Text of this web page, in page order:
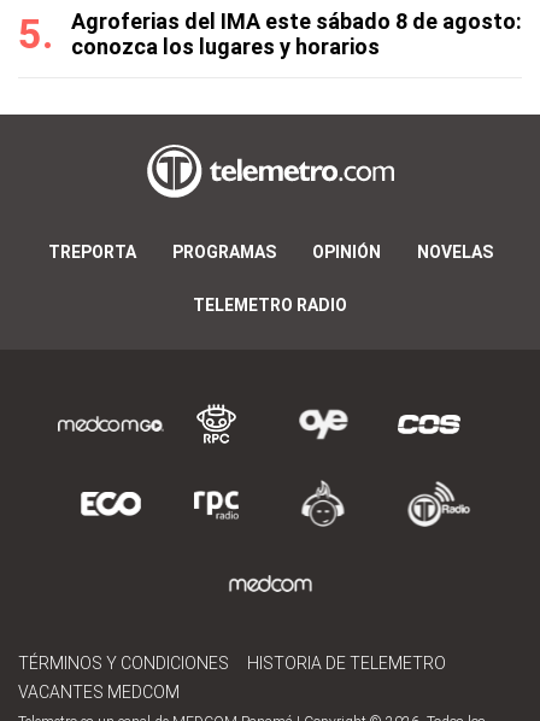
Agroferias del IMA este sábado 8 de agosto:
conozca los lugares y horarios
TREPORTA PROGRAMAS OPINIÓN NOVELAS
TELEMETRO RADIO
TÉRMINOS Y CONDICIONES
HISTORIA DE TELEMETRO
VACANTES MEDCOM